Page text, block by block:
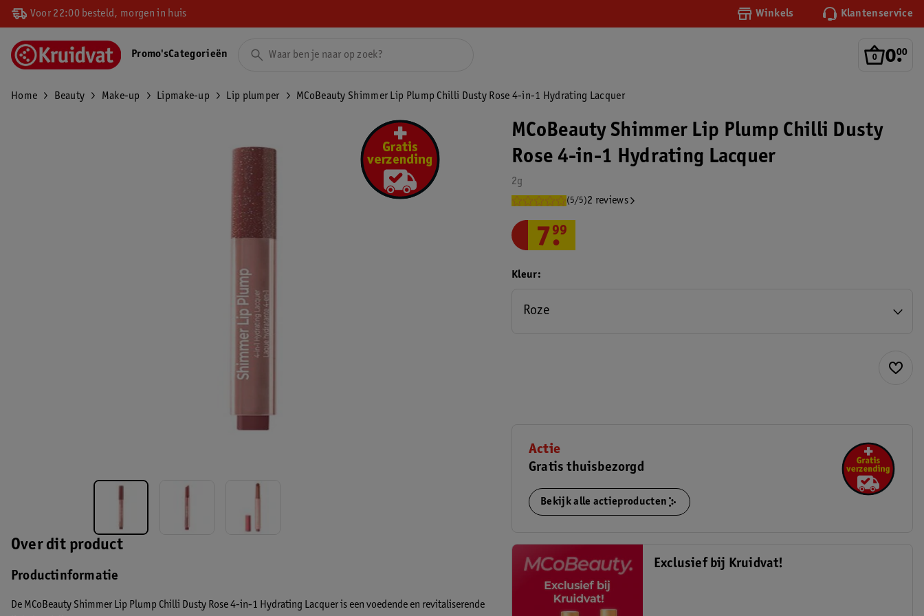
Voor 22:00 besteld, morgen in huis Winkels Klantenservice
0.
00
Promo'sCategorieën
Home Beauty Make-up Lipmake-up Lip plumper MCoBeauty Shimmer Lip Plump Chilli Dusty Rose 4-in-1 Hydrating Lacquer
Over dit product
Productinformatie
De MCoBeauty Shimmer Lip Plump Chilli Dusty Rose 4-in-1 Hydrating Lacquer is een voedende en revitaliserende
MCoBeauty Shimmer Lip Plump Chilli Dusty
Rose 4-in-1 Hydrating Lacquer
2g
(5/5)2 reviews
7.
99
Kleur
Roze
Actie
Gratis thuisbezorgd
Bekijk alle actieproducten
Exclusief bij Kruidvat!